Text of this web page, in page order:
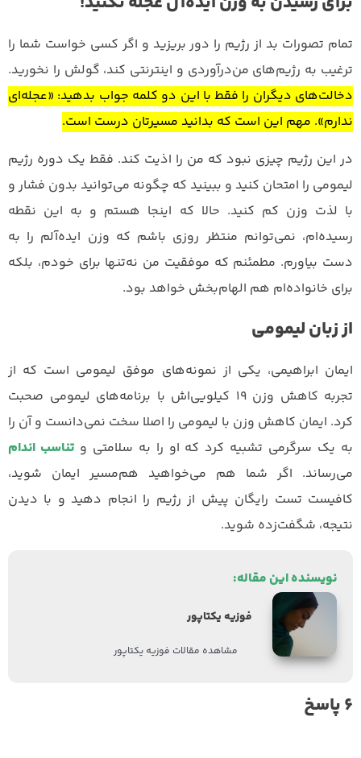
تمام تصورات بد از رژیم را دور بریزید و اگر کسی خواست شما را
ترغیب به رژیم‌های من‌درآوردی و اینترنتی کند، گولش را نخورید.
دخالت‌های دیگران را فقط با این دو کلمه جواب بدهید: «عجله‌ای
ندارم». مهم این است که بدانید مسیرتان درست است.
در این رژیم چیزی نبود که من را اذیت کند. فقط یک دوره رژیم
لیمومی را امتحان کنید و ببینید که چگونه می‌توانید بدون فشار و
با لذت وزن کم کنید. حالا که اینجا هستم و به این نقطه
رسیده‌ام، نمی‌توانم منتظر روزی باشم که وزن ایده‌آلم را به
دست بیاورم. مطمئنم که موفقیت من نه‌تنها برای خودم، بلکه
برای خانواده‌ام هم الهام‌بخش خواهد بود.
از زبان لیمومی
ایمان ابراهیمی، یکی از نمونه‌های موفق لیمومی است که از
تجربه کاهش وزن‌ ۱۹ کیلویی‌اش با برنامه‌های لیمومی صحبت
کرد. ایمان کاهش وزن با لیمومی را اصلا سخت نمی‌دانست و آن را
به یک سرگرمی تشبیه کرد که او را به سلامتی وتناسب اندام
می‌رساند. اگر شما هم می‌خواهید هم‌مسیر ایمان شوید،
کافیست تست رایگان پیش از رژیم را انجام دهید و با دیدن
نتیجه، شگفت‌زده شوید.
نویسنده این مقاله:
فوزیه یکتاپور
مشاهده مقالات فوزیه یکتاپور
6 پاسخ